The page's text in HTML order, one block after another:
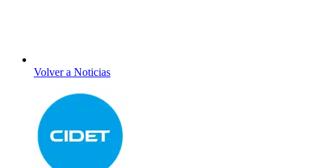
Volver a Noticias